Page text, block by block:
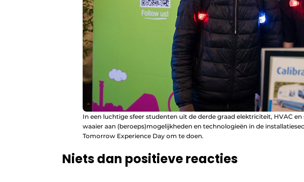
In een luchtige sfeer studenten uit de derde graad elektriciteit, HVAC
waaier aan (beroeps)mogelijkheden en technologieën in de
Tomorrow Experience Day om te doen.
Niets dan positieve reacties